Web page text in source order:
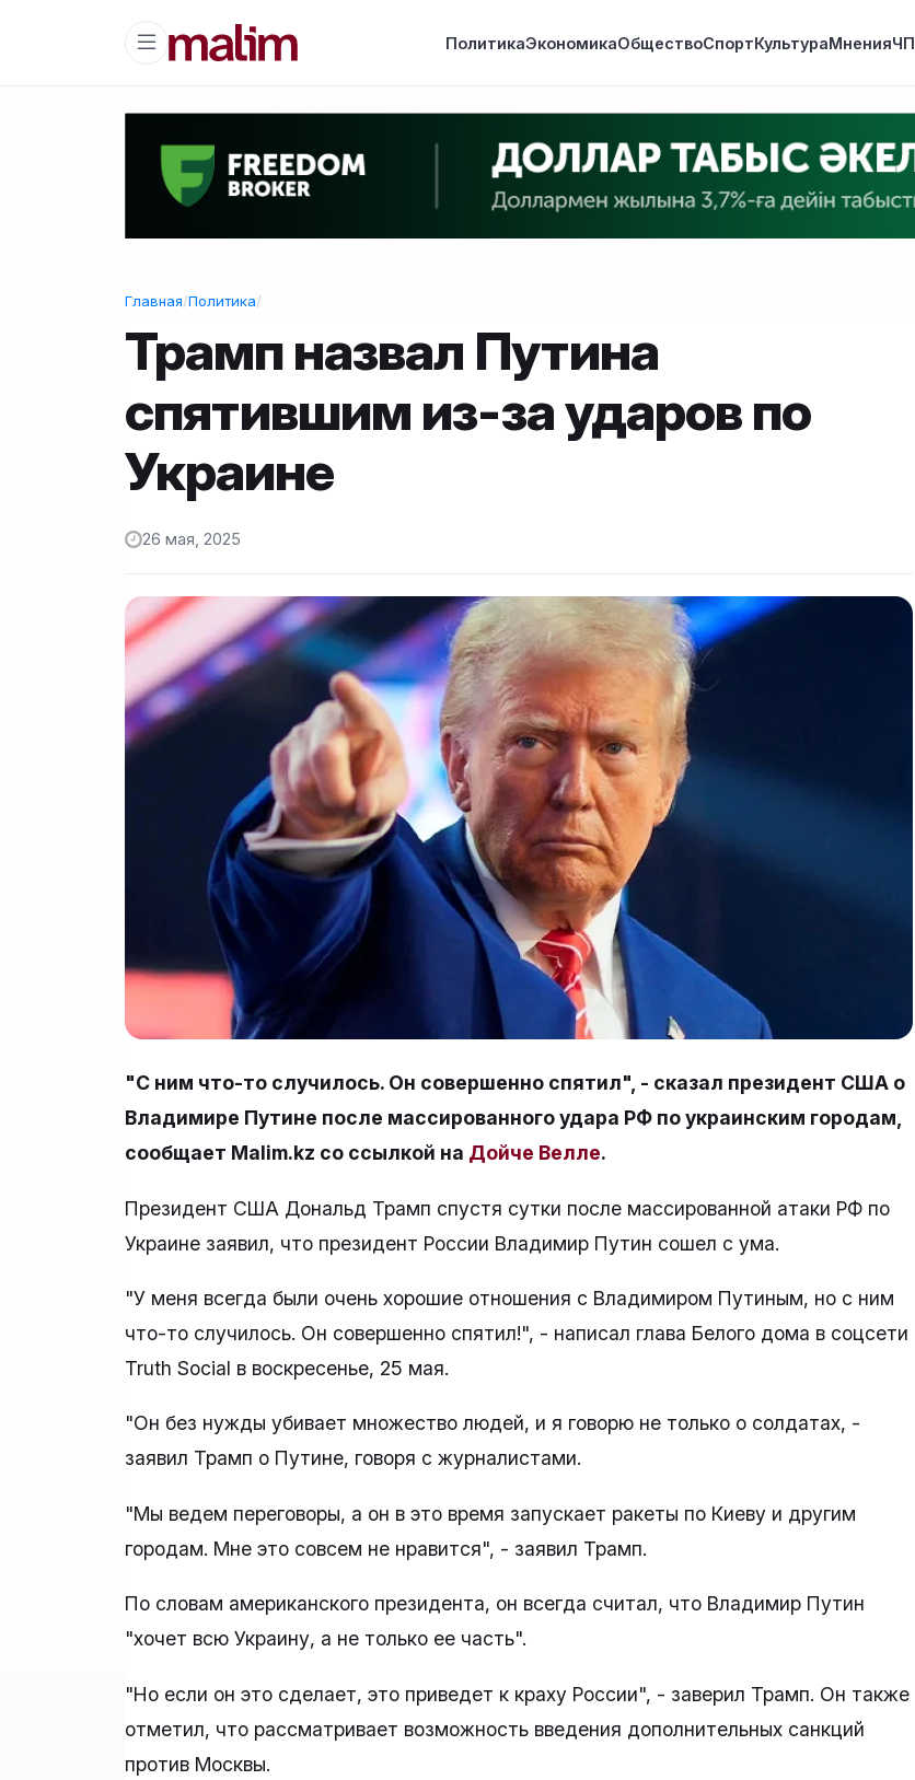
ПолитикаЭкономикаОбществоСпортКультураМненияЧП
Главная/Политика/
Трамп назвал Путина
спятившим из-за ударов по
Украине
26 мая, 2025
"С ним что-то случилось. Он совершенно спятил", - сказал президент США о
Владимире Путине после массированного удара РФ по украинским городам,
сообщает Malim.kz со ссылкой на Дойче Велле.
Президент США Дональд Трамп спустя сутки после массированной атаки РФ по
Украине заявил, что президент России Владимир Путин сошел с ума.
"У меня всегда были очень хорошие отношения с Владимиром Путиным, но с ним
что-то случилось. Он совершенно спятил!", - написал глава Белого дома в соцсети
Truth Social в воскресенье, 25 мая.
"Он без нужды убивает множество людей, и я говорю не только о солдатах, -
заявил Трамп о Путине, говоря с журналистами.
"Мы ведем переговоры, а он в это время запускает ракеты по Киеву и другим
городам. Мне это совсем не нравится", - заявил Трамп.
По словам американского президента, он всегда считал, что Владимир Путин
"хочет всю Украину, а не только ее часть".
"Но если он это сделает, это приведет к краху России", - заверил Трамп. Он также
отметил, что рассматривает возможность введения дополнительных санкций
против Москвы.